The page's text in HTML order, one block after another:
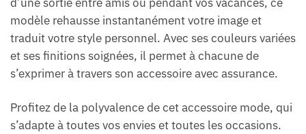
modèle rehausse instantanément votre image et
traduit votre style personnel. Avec ses couleurs variées
et ses finitions soignées, il permet à chacune de
s’exprimer à travers son accessoire avec assurance.
Profitez de la polyvalence de cet accessoire mode, qui
s’adapte à toutes vos envies et toutes les occasions.